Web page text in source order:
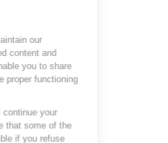
audience, maintain our
with personalized content and
profile, enable you to share
to ensure the proper functioning
you can still continue your
please note that some of the
or inaccessible if you refuse